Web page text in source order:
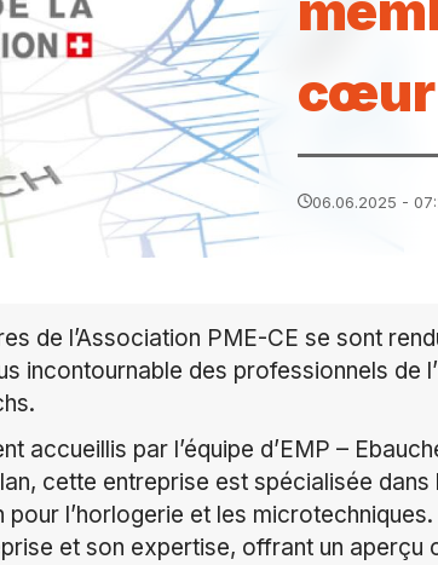
cœur
06.06.2025 -
de l’Association PME-CE se sont
incontournable des professionnels de
accueillis par l’équipe d’EMP –
cette entreprise est spécialisée
l’horlogerie et les microtechniques.
et son expertise, offrant un aperçu